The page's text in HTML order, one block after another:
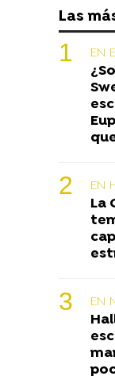
Las
EN
EN
La
EN